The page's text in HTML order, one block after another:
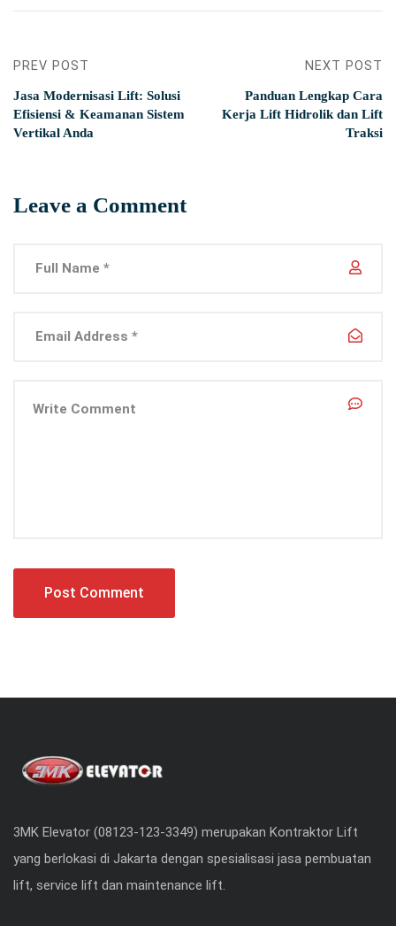
PREV POST
Jasa Modernisasi Lift: Solusi
Efisiensi & Keamanan Sistem
Vertikal Anda
NEXT POST
Panduan Lengkap Cara
Kerja Lift Hidrolik dan Lift
Traksi
Leave a Comment
3MK Elevator (08123-123-3349) merupakan Kontraktor Lift
yang berlokasi di Jakarta dengan spesialisasi jasa pembuatan
lift, service lift dan maintenance lift.